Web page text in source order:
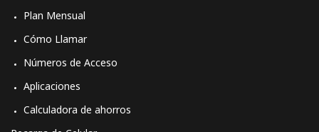
Plan Mensual
Cómo Llamar
Números de Acceso
Aplicaciones
Calculadora de ahorros